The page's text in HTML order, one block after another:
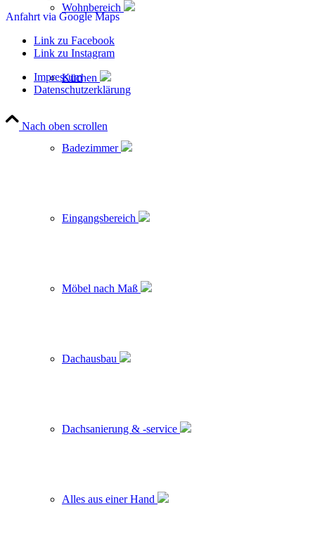
Wohnbereich
Küchen
Badezimmer
Eingangsbereich
Möbel nach Maß
Dachausbau
Dachsanierung & -service
Alles aus einer Hand
Anfahrt via Google Maps
Link zu Facebook
Link zu Instagram
Impressum
Datenschutzerklärung
Nach oben scrollen